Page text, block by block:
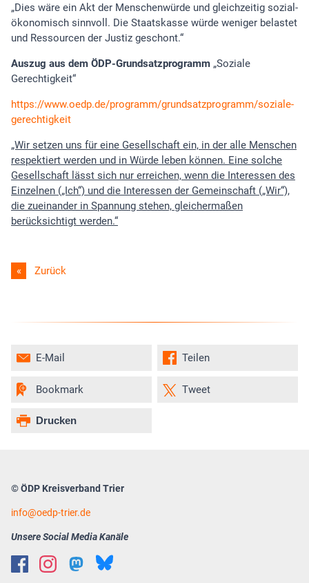
„Dies wäre ein Akt der Menschenwürde und gleichzeitig sozial-
ökonomisch sinnvoll. Die Staatskasse würde weniger belastet
und Ressourcen der Justiz geschont.“
Auszug aus dem ÖDP-Grundsatzprogramm „Soziale
Gerechtigkeit“
https://www.oedp.de/programm/grundsatzprogramm/soziale-
gerechtigkeit
„Wir setzen uns für eine Gesellschaft ein, in der alle Menschen
respektiert werden und in Würde leben können. Eine solche
Gesellschaft lässt sich nur erreichen, wenn die Interessen des
Einzelnen („Ich“) und die Interessen der Gemeinschaft („Wir“),
die zueinander in Spannung stehen, gleichermaßen
berücksichtigt werden.“
Zurück
Teilen
Tweet
E-Mail
Bookmark
Drucken
© ÖDP Kreisverband Trier
info oedp-trier.de
Unsere Social Media Kanäle